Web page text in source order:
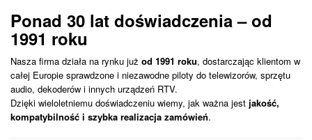
Ponad 30 lat doświadczenia – od
1991 roku
Nasza firma działa na rynku już od 1991 roku, dostarczając klientom w
całej Europie sprawdzone i niezawodne piloty do telewizorów, sprzętu
audio, dekoderów i innych urządzeń RTV.
Dzięki wieloletniemu doświadczeniu wiemy, jak ważna jest jakość,
kompatybilność i szybka realizacja zamówień.